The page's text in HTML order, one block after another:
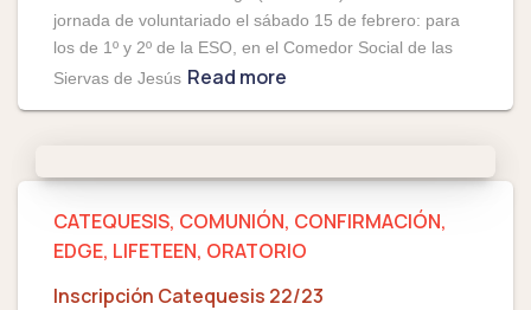
jornada de voluntariado el sábado 15 de febrero: para
los de 1º y 2º de la ESO, en el Comedor Social de las
Siervas de Jesús Read more
CATEQUESIS COMUNIÓN CONFIRMACIÓN
EDGE LIFETEEN ORATORIO
Inscripción Catequesis 22/23